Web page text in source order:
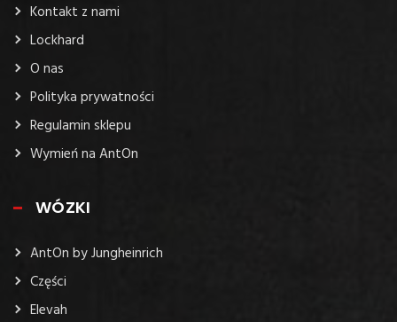
Kontakt z nami
Lockhard
O nas
Polityka prywatności
Regulamin sklepu
Wymień na AntOn
WÓZKI
AntOn by Jungheinrich
Części
Elevah